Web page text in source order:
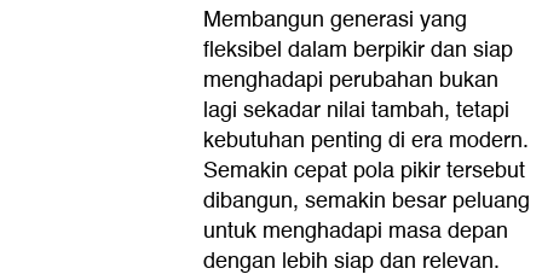
Membangun generasi yang
fleksibel dalam berpikir dan siap
menghadapi perubahan bukan
lagi sekadar nilai tambah, tetapi
kebutuhan penting di era modern.
Semakin cepat pola pikir tersebut
dibangun, semakin besar peluang
untuk menghadapi masa depan
dengan lebih siap dan relevan.